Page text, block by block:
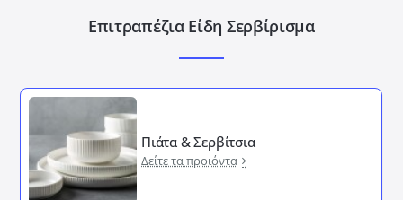
Επιτραπέζια Είδη Σερβίρισμα
Πιάτα & Σερβίτσια
Δείτε τα προιόντα